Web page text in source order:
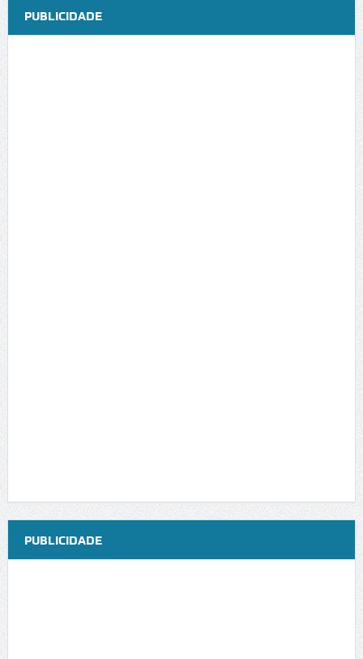
PUBLICIDADE
PUBLICIDADE